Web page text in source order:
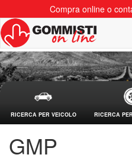
Compra online o
RICERCA PER VEICOLO RICERCA
GMP